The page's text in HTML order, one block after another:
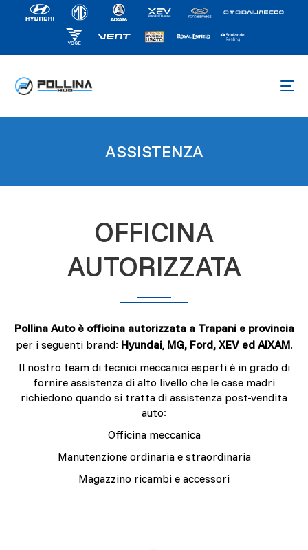
ASSISTENZA
OFFICINA
AUTORIZZATA
Pollina Auto è officina autorizzata a Trapani e provincia
per i seguenti brand: Hyundai, MG, Ford, XEV ed AIXAM.
Il nostro team di tecnici meccanici esperti è in grado di
fornire assistenza di alto livello che le case madri
richiedono quando si tratta di assistenza post-vendita
auto:
Officina meccanica
Manutenzione ordinaria e straordinaria
Magazzino ricambi e accessori